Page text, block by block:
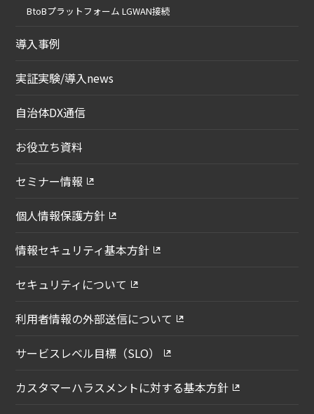
BtoBプラットフォーム LGWAN接続
導入事例
実証実験/導入news
自治体DX通信
お役立ち資料
セミナー情報
個人情報保護方針
情報セキュリティ基本方針
セキュリティについて
利用者情報の外部送信について
サービスレベル目標（SLO）
カスタマーハラスメントに対する基本方針